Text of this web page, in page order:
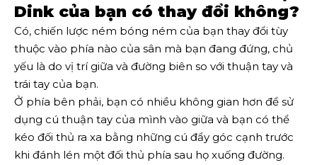
Dink của bạn có thay đổi không?
Có, chiến lược ném bóng ném của bạn thay đổi tùy
thuộc vào phía nào của sân mà bạn đang đứng, chủ
yếu là do vị trí giữa và đường biên so với thuận tay và
trái tay của bạn.
Ở phía bên phải, bạn có nhiều không gian hơn để sử
dụng cú thuận tay của mình vào giữa và bạn có thể
kéo đối thủ ra xa bằng những cú đẩy góc cạnh trước
khi đánh lén một đối thủ phía sau họ xuống đường.